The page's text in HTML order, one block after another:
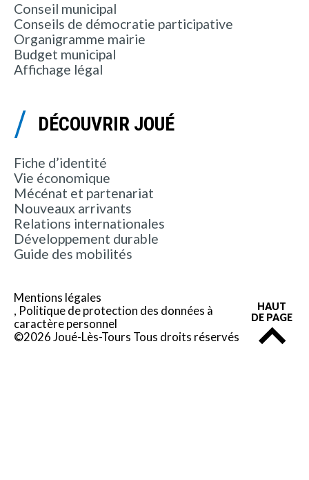
Conseil municipal
Conseils de démocratie participative
Organigramme mairie
Budget municipal
Affichage légal
DÉCOUVRIR JOUÉ
Fiche d’identité
Vie économique
Mécénat et partenariat
Nouveaux arrivants
Relations internationales
Développement durable
Guide des mobilités
Mentions légales
Politique de protection des données à
caractère personnel
©2026 Joué-Lès-Tours Tous droits réservés
HAUT
DE PAGE